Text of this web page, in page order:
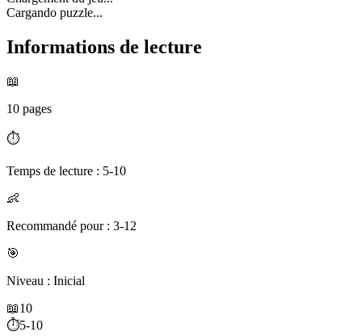
Cargando puzzle...
Informations de lecture
📖
10 pages
⏱️
Temps de lecture : 5-10
👶
Recommandé pour : 3-12
🎯
Niveau : Inicial
📖10
⏱️5-10